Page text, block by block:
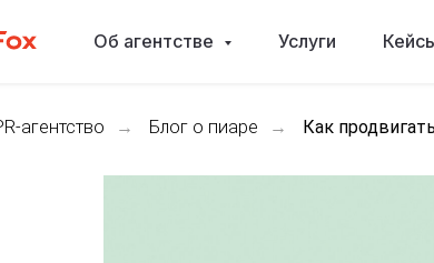
Об агентстве Услуги
агентство → Блог о пиаре → Как